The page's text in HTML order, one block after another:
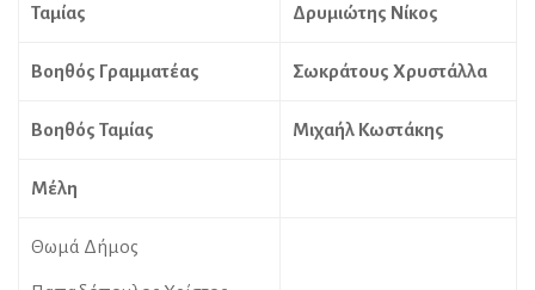
Ταμίας Δρυμιώτης Νίκος
Βοηθός Γραμματέας Σωκράτους Χρυστάλλα
Βοηθός Ταμίας Μιχαήλ Κωστάκης
Mέλη
Θωμά Δήμος